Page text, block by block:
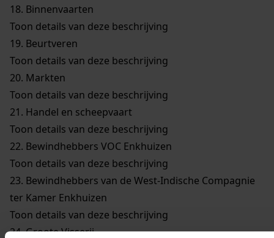
18. Binnenvaarten
Toon details van deze beschrijving
19. Beurtveren
Toon details van deze beschrijving
20. Markten
Toon details van deze beschrijving
21. Handel en scheepvaart
Toon details van deze beschrijving
22. Bewindhebbers VOC Enkhuizen
Toon details van deze beschrijving
23. Bewindhebbers van de West-Indische Compagnie
ter Kamer Enkhuizen
Toon details van deze beschrijving
24.Groote Visserij